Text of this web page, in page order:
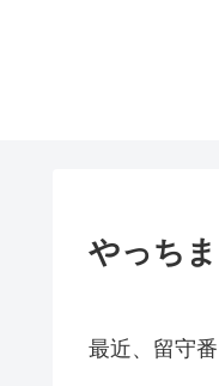
やっちま
最近、留守番